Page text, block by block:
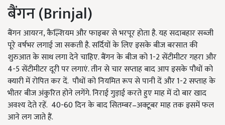
बैंगन (Brinjal)
बैंगन आयरन, कैल्शियम और फाइबर से भरपूर होता है. यह सदाबहार सब्जी
पूरे वर्षभर लगाई जा सकती है. सर्दियों के लिए इसके बीज बरसात की
शुरुआत के साथ लगा देने चाहिए. बैंगन के बीज को 1-2 सेंटीमीटर गहरा और
4-5 सेंटीमीटर दूरी पर लगाएं. तीन से चार सप्ताह बाद आप इसके पौधों को
क्यारी में रोपित कर दें. पौधों को नियमित रूप से पानी दें और 1-2 सप्ताह के
भीतर बीज अंकुरित होने लगेंगे. निराई गुड़ाई करते हुए माह में दो बार खाद
अवश्य देते रहें. 40-60 दिन के बाद सितम्बर–अक्टूबर माह तक इसमें फल
आने लग जाते हैं.